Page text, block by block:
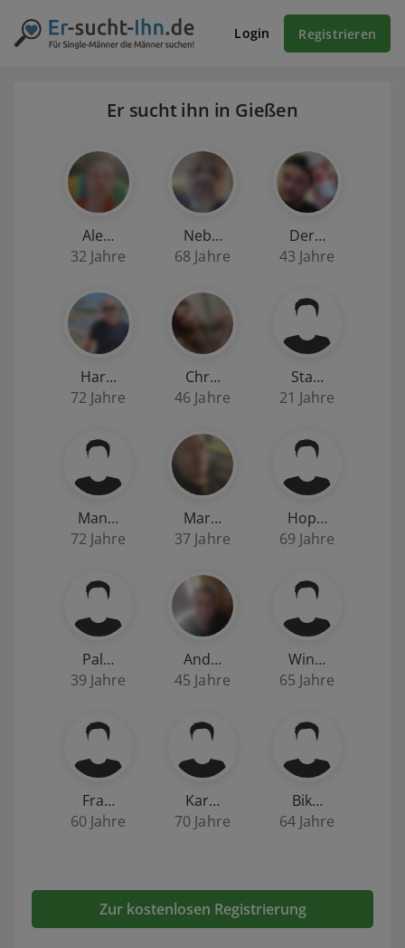
Login Registrieren
Er sucht ihn in Gießen
Ale…
32 Jahre
Neb…
68 Jahre
Der…
43 Jahre
Har…
72 Jahre
Chr…
46 Jahre
Sta…
21 Jahre
Man…
72 Jahre
Mar…
37 Jahre
Hop…
69 Jahre
Pal…
39 Jahre
And…
45 Jahre
Win…
65 Jahre
Fra…
60 Jahre
Kar…
70 Jahre
Bik…
64 Jahre
Zur kostenlosen Registrierung